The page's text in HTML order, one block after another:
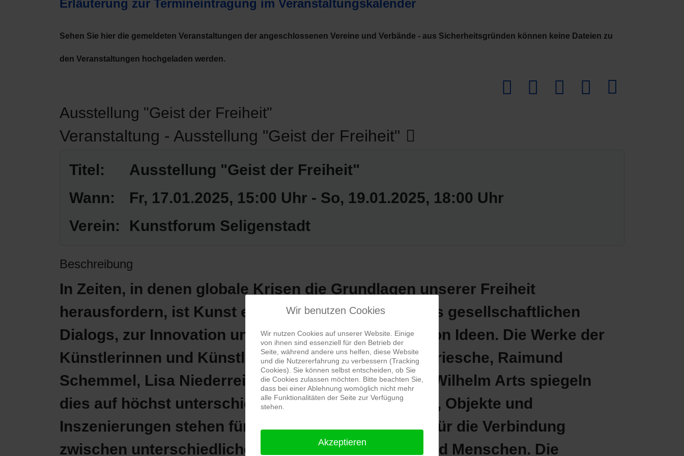
Erläuterung zur Termineintragung im Veranstaltungskalender
Sehen Sie hier die gemeldeten Veranstaltungen der angeschlossenen Vereine und Verbände - aus Sicherheitsgründen können keine Dateien zu
den Veranstaltungen hochgeladen werden.
Download PDF
Ausstellung "Geist der Freiheit"
Veranstaltung - Ausstellung "Geist der Freiheit"
Titel:
Ausstellung "Geist der Freiheit"
Wann:
Fr, 17.01.2025, 15:00 Uhr - So, 19.01.2025, 18:00 Uhr
Verein:
Kunstforum Seligenstadt
Beschreibung
In Zeiten, in denen globale Krisen die Grundlagen unserer Freiheit
herausfordern, ist Kunst ein Mittel zur Förderung des gesellschaftlichen
Dialogs, zur Innovation und zum freien Austausch von Ideen. Die Werke der
Künstlerinnen und Künstler Sonja Keppler, Nandu Kriesche, Raimund
Schemmel, Lisa Niederreiter, Andrea Simon und Jo Wilhelm Arts spiegeln
dies auf höchst unterschiedliche Weise wider. Bilder, Objekte und
Inszenierungen stehen für die Freiheit des Geistes, für die Verbindung
zwischen unterschiedlichen Meinungen, Kulturen und Menschen. Die
Wir benutzen Cookies
Wir nutzen Cookies auf unserer Website. Einige
von ihnen sind essenziell für den Betrieb der
Seite, während andere uns helfen, diese Website
und die Nutzererfahrung zu verbessern (Tracking
Cookies). Sie können selbst entscheiden, ob Sie
die Cookies zulassen möchten. Bitte beachten Sie,
dass bei einer Ablehnung womöglich nicht mehr
alle Funktionalitäten der Seite zur Verfügung
stehen.
Akzeptieren